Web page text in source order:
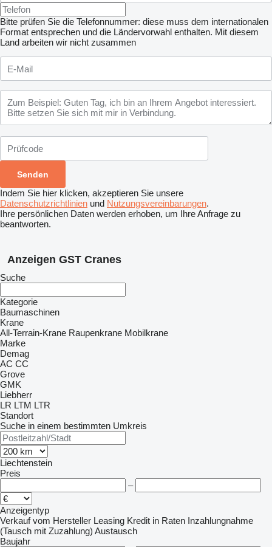
Bitte prüfen Sie die Telefonnummer: diese muss dem internationalen
Format entsprechen und die Ländervorwahl enthalten. Mit diesem
Land arbeiten wir nicht zusammen
Indem Sie hier klicken, akzeptieren Sie unsere
Datenschutzrichtlinien und Nutzungsvereinbarungen.
Ihre persönlichen Daten werden erhoben, um Ihre Anfrage zu
beantworten.
Anzeigen GST Cranes
Suche
Kategorie
Baumaschinen
Krane
All-Terrain-Krane Raupenkrane Mobilkrane
Marke
Demag
AC CC
Grove
GMK
Liebherr
LR LTM LTR
Standort
Suche in einem bestimmten Umkreis
Liechtenstein
Preis
–
Anzeigentyp
Verkauf vom Hersteller Leasing Kredit in Raten Inzahlungnahme
(Tausch mit Zuzahlung) Austausch
Baujahr